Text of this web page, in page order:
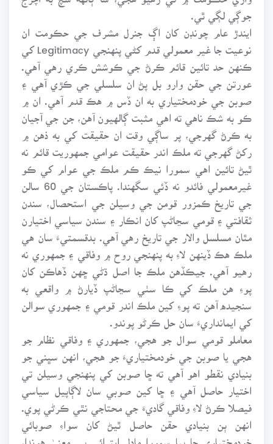
جوڳي لڳي ٿي.
ايندڙ عام چونڊن کان اڳ جنرل مشرف جي حڪومت ان
نوعيت جا غير معمولي قدم کڻي پنهنجي Legitimacy کي
ڪنهن حد تائين قائم ڪرڻ جي ڪوشش ڪري رهي آهي.
عورتن جي حقن وارو بل پڻ ان سلسلي جي ڪڙي آهي ۽
صوبن جي خودمختياري به ان ڏس ۾ هڪ قدم آهي. ان ۾
ڪو به شڪ ناهي ته اهي مثبت ڳالهيون آهن، جن جي آجيان
به ڪرڻ گهرجي، پر ساڳي وقت ان حقيقت کي به ذهن ۾
رکڻ گهرجي ته ملڪ اندر حقيقت عوامي جمهوريت قائم نه
ٿيڻ تائين اهي سمورا نيڪ ڪم ملڪ جي عوام کي ڪو
غيرمعمولي فائدو نه ڏئي سگهندا. پاڪستان جي 60 سالن
جي تاريخ ڪمزور قومن جي وسيلن جي استحصال، سندن
ثقافتي ۽ قومي سڃاڻپ کان انڪار ۽ سندن سياسي اختيارن
مٿان مسلسل والار جي تاريخ رهي آهي. بدقسمتيءَ سان هي
ملڪ هڪ ڏينهن لاءِ به پنهنجي روح ۾ وفاقي ۽ جمهوري نه
رهيو آهي. جيڪڏهن ملڪ جا اصل ڌڻي ڇهن ڏهاڪن کان
پوءِ هن ملڪ کي ڪا سٺي سڃاڻپ ڏيارڻ ۾ واقعي به
سنجيده آهن ته پوءِ کين ملڪ اندر قومي ۽ جمهوري سوالن
کي ايمانداريءَ سان حل ڪرڻو پوندو.
معاملو قومي سوال جو هجي، جمهوري ۽ وفاقي نظام جو
هجي يا صوبن جي خودمختياريءَ جو هجي، انهن سڀني جو
بنيادي نقطو اهو آهي ته ڇا صوبن کي پنهنجي وسيلن تي
اختيار حاصل آهي ۽ ڇا کين صوبي سان لاڳاپيل سياسي
فيصلا ڪرڻ لاءِ وفاقي گاديءَ جي محتاجي نٿي ڪرڻي پوي.
انهن ٻن بنيادي حقن حاصل ٿيڻ کان سواءِ صوبائي
خودمختياري جا ٻيا سمورا ماڊل ايترائي بي معنيٰ هوندا،